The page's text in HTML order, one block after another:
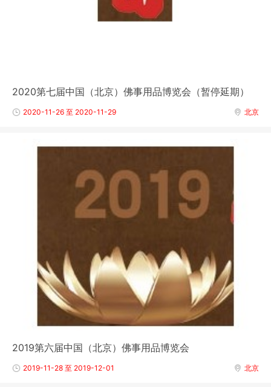
2020第七届中国（北京）佛事用品博览会（暂停延期）
北京
2020-11-26 至 2020-11-29
2019第六届中国（北京）佛事用品博览会
北京
2019-11-28 至 2019-12-01